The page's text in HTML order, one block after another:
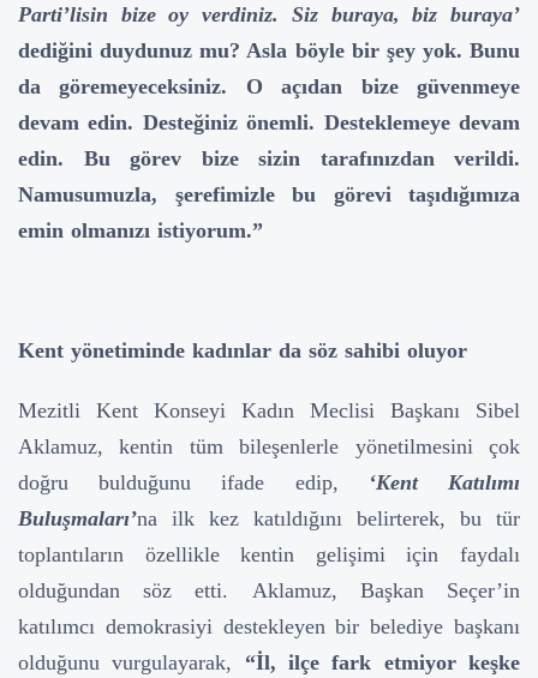
Parti’lisin bize oy verdiniz. Siz buraya, biz buraya’
dediğini duydunuz mu? Asla böyle bir şey yok. Bunu
da göremeyeceksiniz. O açıdan bize güvenmeye
devam edin. Desteğiniz önemli. Desteklemeye devam
edin. Bu görev bize sizin tarafınızdan verildi.
Namusumuzla, şerefimizle bu görevi taşıdığımıza
emin olmanızı istiyorum.”
Kent yönetiminde kadınlar da söz sahibi oluyor
Mezitli Kent Konseyi Kadın Meclisi Başkanı Sibel
Aklamuz, kentin tüm bileşenlerle yönetilmesini çok
doğru bulduğunu ifade edip,
‘Kent Katılımı
Buluşmaları’na ilk kez katıldığını belirterek, bu tür
toplantıların özellikle kentin gelişimi için faydalı
olduğundan söz etti.
Aklamuz, Başkan Seçer’in
katılımcı demokrasiyi destekleyen bir belediye başkanı
olduğunu vurgulayarak, “İl, ilçe fark etmiyor keşke